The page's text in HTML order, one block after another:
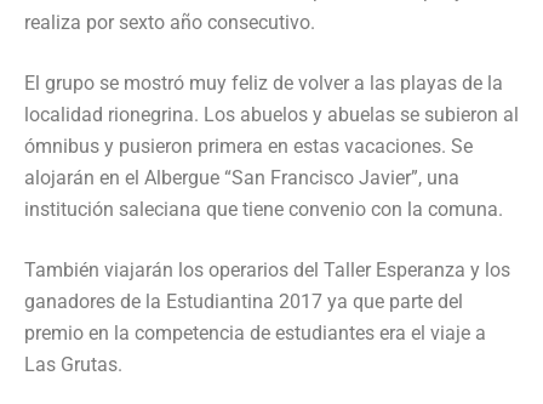
realiza por sexto año consecutivo.
El grupo se mostró muy feliz de volver a las playas de la
localidad rionegrina. Los abuelos y abuelas se subieron al
ómnibus y pusieron primera en estas vacaciones. Se
alojarán en el Albergue “San Francisco Javier”, una
institución saleciana que tiene convenio con la comuna.
También viajarán los operarios del Taller Esperanza y los
ganadores de la Estudiantina 2017 ya que parte del
premio en la competencia de estudiantes era el viaje a
Las Grutas.